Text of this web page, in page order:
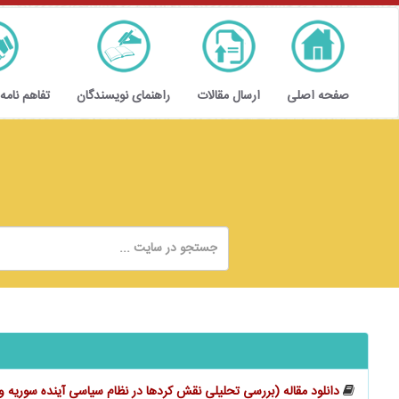
صفحه اصلی ارسال مقالات راهنمای نویسندگان تفاهم
دانلود مقاله (بررسی تحلیلی نقش کردها در نظام سیاسی آینده